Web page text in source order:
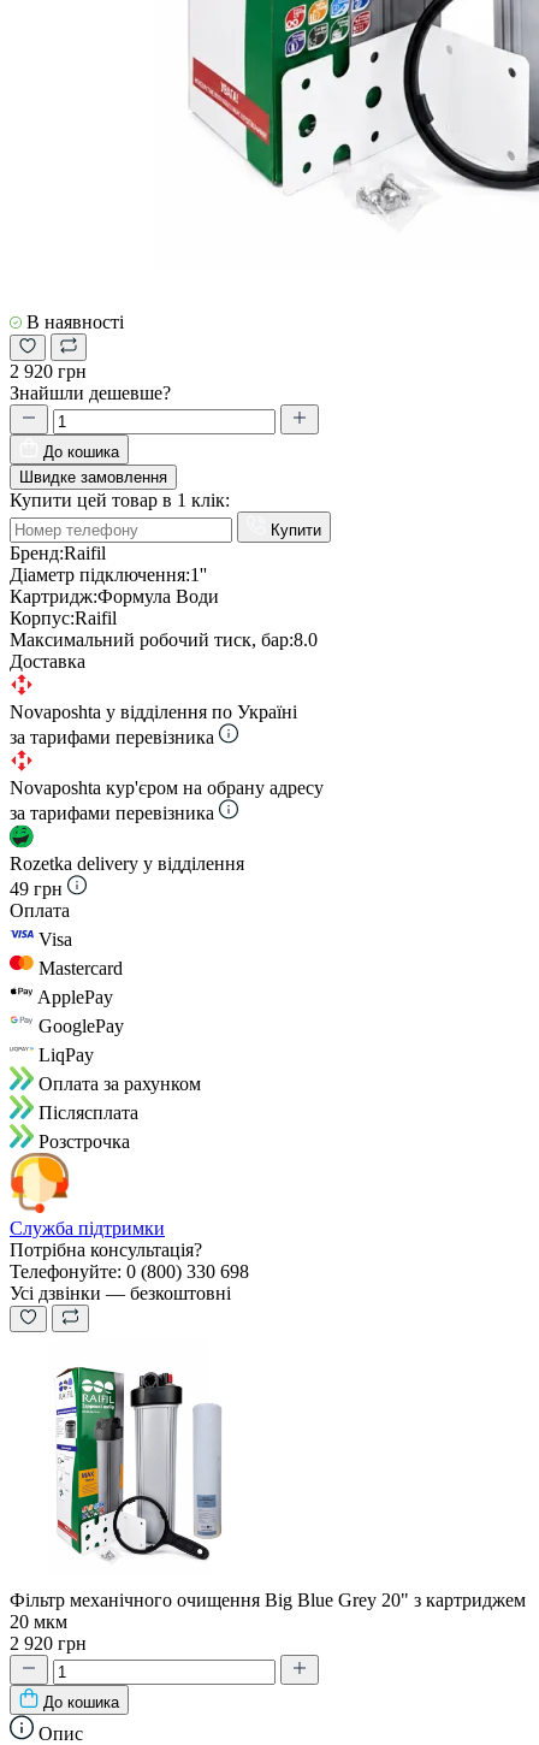
В наявності
2 920 грн
Знайшли дешевше?
До кошика
Швидке замовлення
Купити цей товар в 1 клік:
Купити
Бренд:Raifil
Діаметр підключення:1''
Картридж:Формула Води
Корпус:Raifil
Максимальний робочий тиск, бар:8.0
Доставка
Novaposhta у відділення по Україні
за тарифами перевізника
Novaposhta кур'єром на обрану адресу
за тарифами перевізника
Rozetka delivery у відділення
49 грн
Оплата
Visa
Mastercard
ApplePay
GooglePay
LiqPay
Оплата за рахунком
Пiслясплата
Розстрочка
Служба підтримки
Потрібна консультація?
Телефонуйте: 0 (800) 330 698
Усі дзвінки — безкоштовні
Фільтр механічного очищення Big Blue Grey 20" з картриджем
20 мкм
2 920 грн
До кошика
Опис